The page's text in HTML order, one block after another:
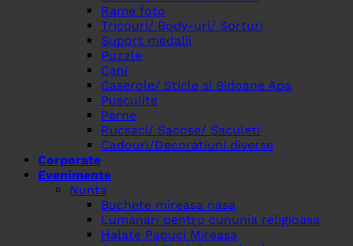
Rame foto
Tricouri/ Body-uri/ Sorturi
Suport medalii
Puzzle
Cani
Caserole/ Sticle si Bidoane Apa
Pusculite
Perne
Rucsaci/ Sacose/ Saculeti
Cadouri/Decoratiuni diverse
Corporate
Evenimente
Nunta
Buchete mireasa nasa
Lumanari pentru cununia religioasa
Halate Papuci Mireasa